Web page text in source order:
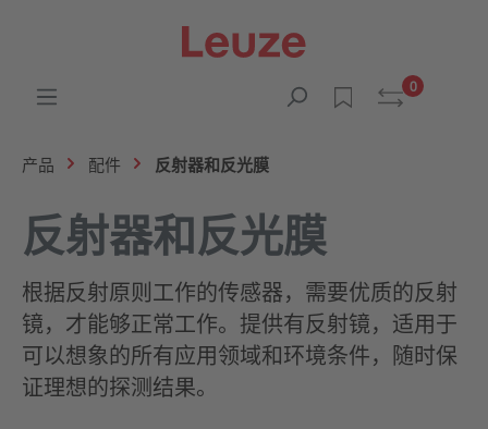
0
产品 配件 反射器和反光膜
反射器和反光膜
根据反射原则工作的传感器，需要优质的反射
镜，才能够正常工作。提供有反射镜，适用于
可以想象的所有应用领域和环境条件，随时保
证理想的探测结果。